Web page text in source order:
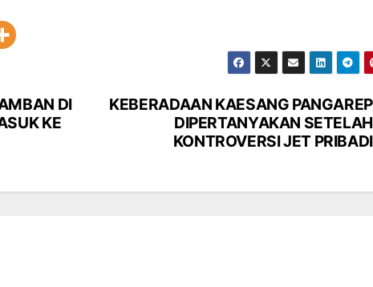
KEBERADAAN KAESANG PANGAREP
DIPERTANYAKAN SETELAH
KONTROVERSI JET PRIBADI
DI
KE